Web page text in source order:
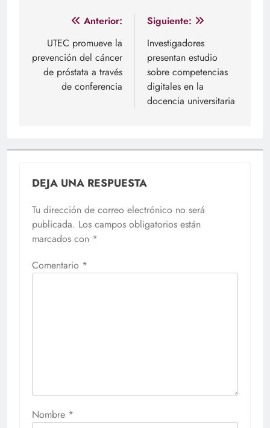
Navegación
de
entradas
Anterior:
UTEC promueve la
prevención del cáncer
de próstata a través
de conferencia
Siguiente:
Investigadores
presentan estudio
sobre competencias
digitales en la
docencia universitaria
DEJA UNA RESPUESTA
Tu dirección de correo electrónico no será
publicada. Los campos obligatorios están
marcados con *
Comentario *
Nombre *